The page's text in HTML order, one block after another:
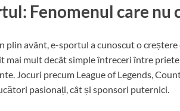
Fenomenul care
plin avânt, e-sportul a cunoscut o
mai mult decât simple întreceri între
Jocuri precum League of Legends,
pasionați, cât și sponsori puternici.